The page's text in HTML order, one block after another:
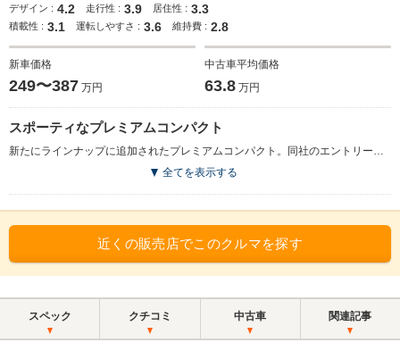
デザイン : 4.2 走行性 : 3.9 居住性 : 3.3
積載性 : 3.1 運転しやすさ : 3.6 維持費 : 2.8
新車価格
249〜387 万円
中古車平均価格
63.8 万円
スポーティなプレミアムコンパクト
新たにラインナップに追加されたプレミアムコンパクト。同社のエントリーモデルにあたる。機敏な運転性能と高い環境性能。アウディ独自のユーザーインターフェイス、MMIの最新版を採用したナビや、地デジ対応のTVなどによるインフォテイメントシステムを備えている。オープンスカイルーフや5色が用意されるエアコン吹き出し口のカラートリム、ピラー周辺の色調を変えるコントラストルーフなどのオプションで、自分だけのA1を作り上げることができる。先進的で力強いデザインなどアウディの特徴が余すことなく与えられており、パワートレインはアイドリングストップやエネルギー回生システムが組み込まれる、1.4LのTFSI直噴ガソリンターボ＋7速AT。(2011.1)
全てを表示する
近くの販売店でこのクルマを探す
スペック クチコミ 中古車 関連記事